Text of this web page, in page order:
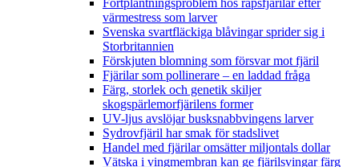
värmestress som larver
Svenska svartfläckiga blåvingar sprider sig i
Storbritannien
Förskjuten blomning som försvar mot fjäril
Fjärilar som pollinerare – en laddad fråga
Färg, storlek och genetik skiljer
skogspärlemorfjärilens former
UV-ljus avslöjar busksnabbvingens larver
Sydrovfjäril har smak för stadslivet
Handel med fjärilar omsätter miljontals dollar
Vätska i vingmembran kan ge fjärilsvingar färg